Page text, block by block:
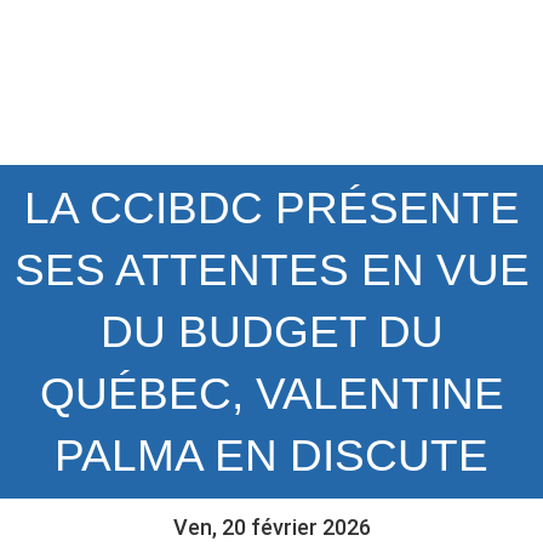
LA CCIBDC PRÉSENTE
SES ATTENTES EN VUE
DU BUDGET DU
QUÉBEC, VALENTINE
PALMA EN DISCUTE
Ven, 20 février 2026